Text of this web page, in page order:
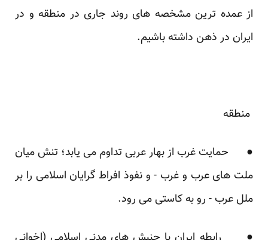
از عمده ترین مشخصه های روند جاری در منطقه و در
ایران در ذهن داشته باشیم.
منطقه
● حمایت غرب از بهار عربی تداوم می یابد؛ تنش میان
ملت های عرب و غرب - و نفوذ افراط گرایان اسلامی را بر
ملل عرب - رو به کاستی می رود.